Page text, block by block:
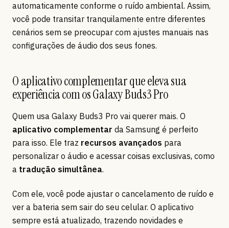
automaticamente conforme o ruído ambiental. Assim,
você pode transitar tranquilamente entre diferentes
cenários sem se preocupar com ajustes manuais nas
configurações de áudio dos seus fones.
O aplicativo complementar que eleva sua
experiência com os Galaxy Buds3 Pro
Quem usa Galaxy Buds3 Pro vai querer mais. O
aplicativo complementar da Samsung é perfeito
para isso. Ele traz recursos avançados para
personalizar o áudio e acessar coisas exclusivas, como
a tradução simultânea.
Com ele, você pode ajustar o cancelamento de ruído e
ver a bateria sem sair do seu celular. O aplicativo
sempre está atualizado, trazendo novidades e